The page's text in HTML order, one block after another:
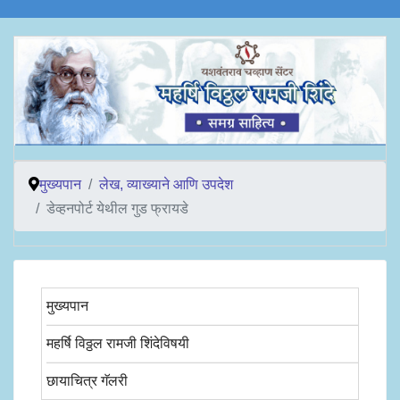
मुख्यपान
लेख, व्याख्याने आणि उपदेश
डेव्हनपोर्ट येथील गुड फ्रायडे
मुख्यपान
महर्षि विठ्ठल रामजी शिंदेविषयी
छायाचित्र गॅलरी